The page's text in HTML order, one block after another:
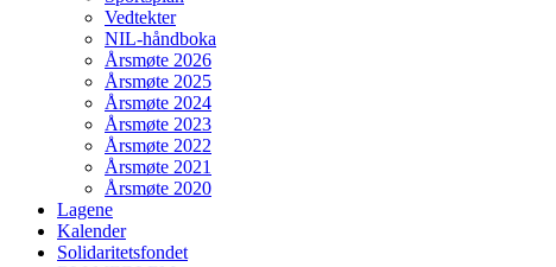
Vedtekter
NIL-håndboka
Årsmøte 2026
Årsmøte 2025
Årsmøte 2024
Årsmøte 2023
Årsmøte 2022
Årsmøte 2021
Årsmøte 2020
Lagene
Kalender
Solidaritetsfondet